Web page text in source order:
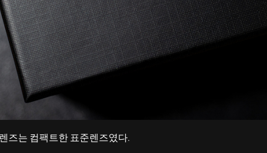
즈는 컴팩트한 표준렌즈였다.